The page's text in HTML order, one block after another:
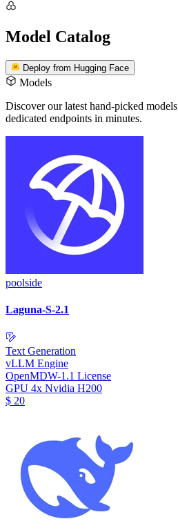
Model Catalog
Deploy from Hugging Face
Models
Discover our latest hand-picked models
dedicated endpoints in minutes.
poolside
Laguna-S-2.1
Text Generation
vLLM Engine
OpenMDW-1.1 License
GPU 4x Nvidia H200
$ 20